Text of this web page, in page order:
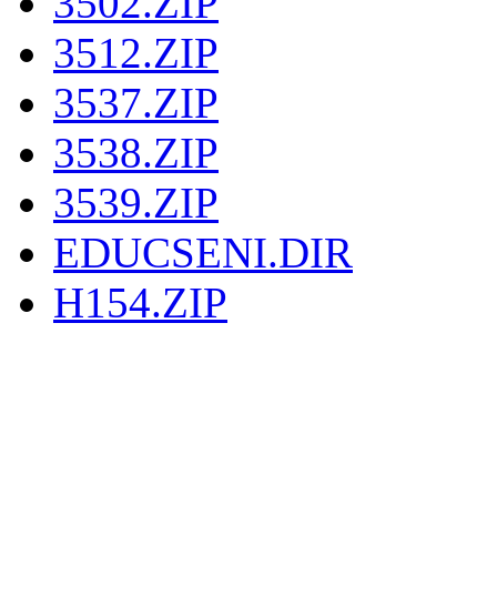
3512.ZIP
3537.ZIP
3538.ZIP
3539.ZIP
EDUCSENI.DIR
H154.ZIP